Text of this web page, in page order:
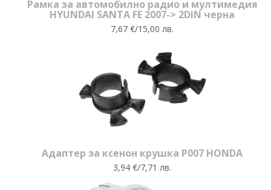
Рамка за автомобилно радио и мултимедия
HYUNDAI SANTA FE 2007-> 2DIN черна
7,67 €/15,00 лв.
Адаптер за ксенон крушка P007 HONDA
3,94 €/7,71 лв.